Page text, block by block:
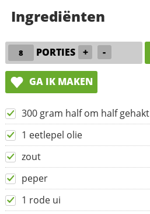
Ingrediënten
PORTIES + -
GA IK MAKEN
300 gram half om half gehakt
1 eetlepel olie
zout
peper
1 rode ui